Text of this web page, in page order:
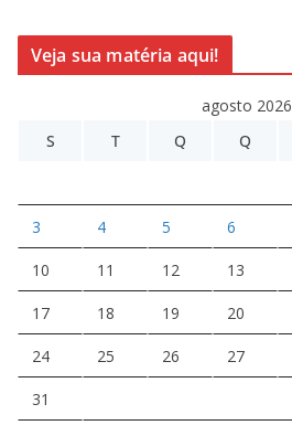
Veja sua matéria aqui!
agosto 2026
S
T Q Q
3 4 5 6
10 11 12 13
17 18 19 20
24 25 26 27
31